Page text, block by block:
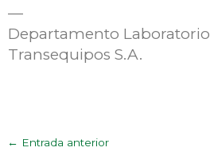
e
b
o
o
e
d
i
u
b
e
—
Departamento Laboratorio
Transequipos S.A.
← Entrada anterior